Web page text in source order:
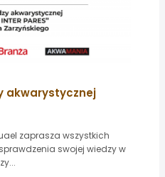
akwarystycznej
zaprasza wszystkich
swojej wiedzy w